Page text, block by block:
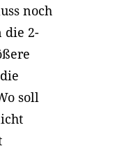
noch
die 2-
soll